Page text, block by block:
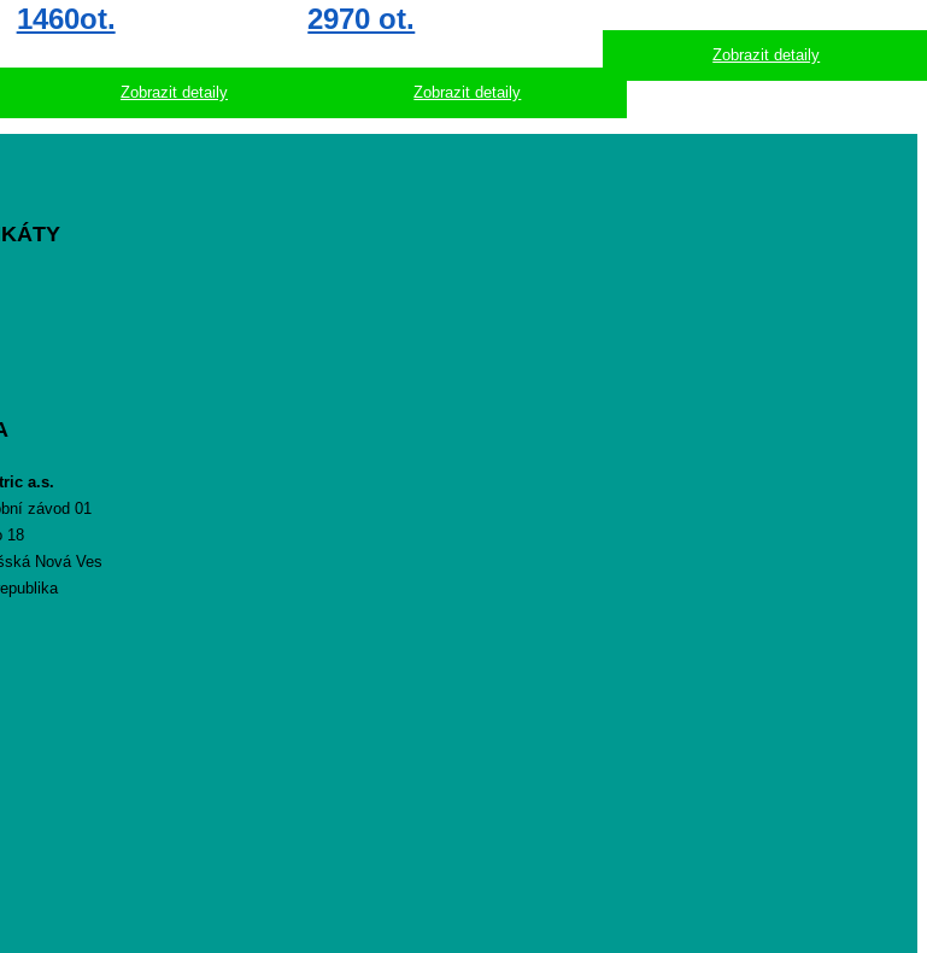
1460ot.
Zobrazit detaily
2970 ot.
Zobrazit detaily
Zobrazit detaily
a.s.
závod 01
18
Nová Ves